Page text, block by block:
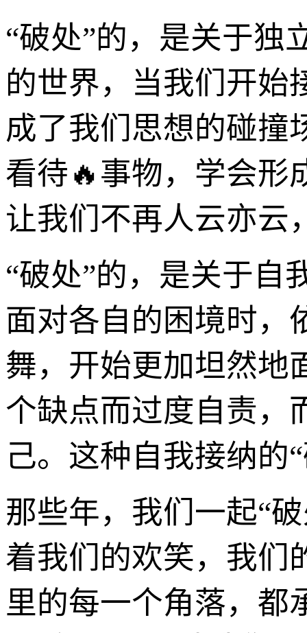
“破处”的，是关于独
的世界，当我们开始
成了我们思想的碰撞
看待🔥事物，学会形
让我们不再人云亦云
“破处”的，是关于自
面对各自的困境时，
舞，开始更加坦然地
个缺点而过度自责，
己。这种自我接纳的
那些年，我们一起“
着我们的欢笑，我们
里的每一个角落，都